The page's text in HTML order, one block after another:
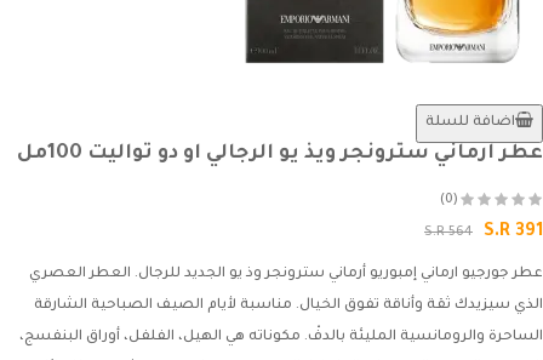
اضافة للسلة
عطر ارماني سترونجر ويذ يو الرجالي او دو تواليت 100مل
(0)
S.R 391
S.R 564
عطر جورجيو ارماني إمبوريو أرماني سترونجر وذ يو الجديد للرجال. العطر العصري
الذي سيزيدك ثقة وأناقة تفوق الخيال. مناسبة لأيام الصيف الصباحية الشارقة
الساحرة والرومانسية المليئة بالدفْ. مكوناته هي الهيل، الفلفل، أوراق البنفسج،